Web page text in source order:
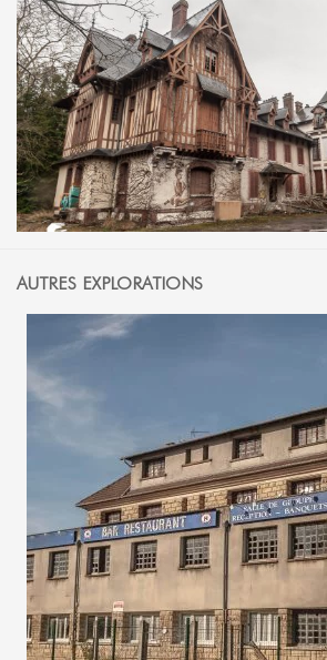
AUTRES EXPLORATIONS
31 OCTOBRE 2016